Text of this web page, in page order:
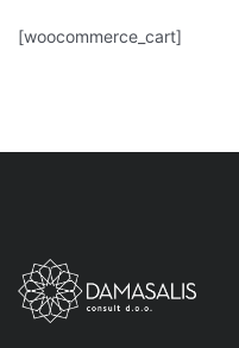
[woocommerce_cart]